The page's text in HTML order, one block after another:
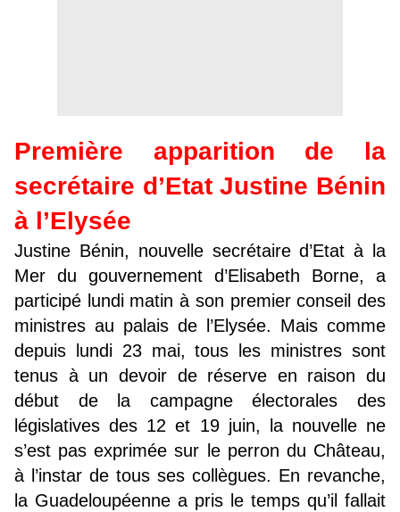
Première apparition de la
secrétaire d’Etat Justine Bénin
à l’Elysée
Justine Bénin, nouvelle secrétaire d’Etat à la
Mer du gouvernement d’Elisabeth Borne, a
participé lundi matin à son premier conseil des
ministres au palais de l’Elysée. Mais comme
depuis lundi 23 mai, tous les ministres sont
tenus à un devoir de réserve en raison du
début de la campagne électorales des
législatives des 12 et 19 juin, la nouvelle ne
s’est pas exprimée sur le perron du Château,
à l’instar de tous ses collègues. En revanche,
la Guadeloupéenne a pris le temps qu’il fallait